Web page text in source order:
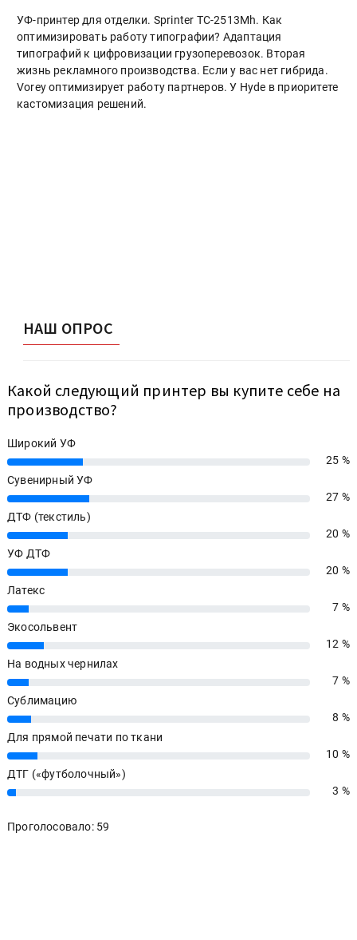
УФ-принтер для отделки. Sprinter ТС-2513Mh. Как
оптимизировать работу типографии? Адаптация
типографий к цифровизации грузоперевозок. Вторая
жизнь рекламного производства. Если у вас нет гибрида.
Vorey оптимизирует работу партнеров. У Hyde в приоритете
кастомизация решений.
НАШ ОПРОС
Какой следующий принтер вы купите себе на
производство?
Широкий УФ
25%
25 %
Сувенирный УФ
27%
27 %
ДТФ (текстиль)
20%
20 %
УФ ДТФ
20%
20 %
Латекс
7%
7 %
Экосольвент
12%
12 %
На водных чернилах
7%
7 %
Сублимацию
8%
8 %
Для прямой печати по ткани
10%
10 %
ДТГ («футболочный»)
3% 3 %
Проголосовало: 59